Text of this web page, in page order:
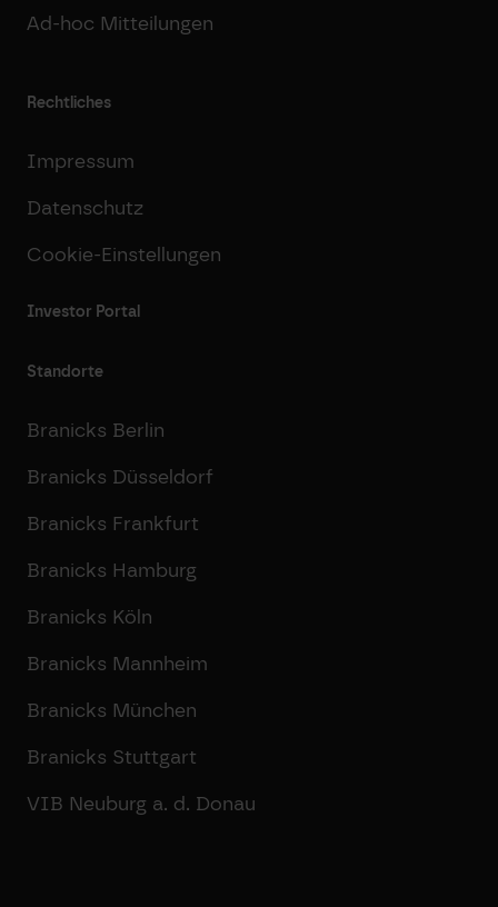
Ad-hoc Mitteilungen
Rechtliches
Impressum
Datenschutz
Cookie-Einstellungen
Investor Portal
Standorte
Branicks Berlin
Branicks Düsseldorf
Branicks Frankfurt
Branicks Hamburg
Branicks Köln
Branicks Mannheim
Branicks München
Branicks Stuttgart
VIB Neuburg a. d. Donau